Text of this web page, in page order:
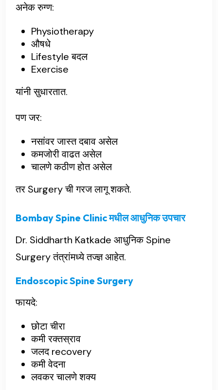
अनेक रुग्ण:
Physiotherapy
औषधे
Lifestyle बदल
Exercise
यांनी सुधारतात.
पण जर:
नसांवर जास्त दबाव असेल
कमजोरी वाढत असेल
चालणे कठीण होत असेल
तर Surgery ची गरज लागू शकते.
Bombay Spine Clinic मधील आधुनिक उपचार
Dr. Siddharth Katkade आधुनिक Spine
Surgery तंत्रांमध्ये तज्ज्ञ आहेत.
Endoscopic Spine Surgery
फायदे:
छोटा चीरा
कमी रक्तस्राव
जलद recovery
कमी वेदना
लवकर चालणे शक्य